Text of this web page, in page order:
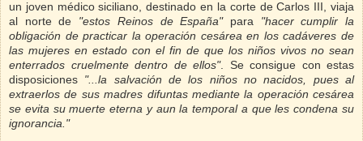
un joven médico siciliano, destinado en la corte de Carlos III, viaja
al norte de "estos Reinos de España"para "hacer cumplir la
obligación de practicar la operación cesárea en los cadáveres de
las mujeres en estado con el fin de que los niños vivos no sean
enterrados cruelmente dentro de ellos". Se consigue con estas
disposiciones "...la salvación de los niños no nacidos, pues al
extraerlos de sus madres difuntas mediante la operación cesárea
se evita su muerte eterna y aun la temporal a que les condena su
ignorancia."